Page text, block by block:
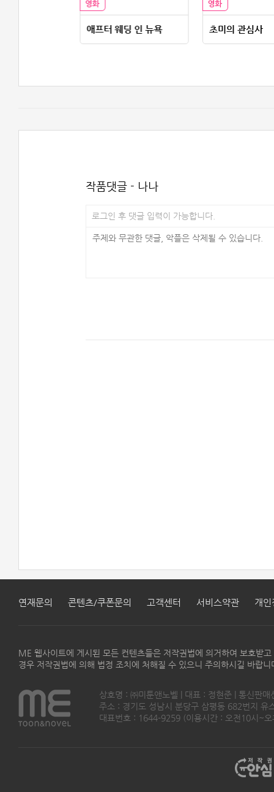
애프터 웨딩 인 뉴욕 초미의 관심사
작품댓글 - 나나
로그인 후 댓글 입력이 가능합니다.
연재문의 콘텐츠/쿠폰문의 고객센터 서비스약관 개인
ME 웹사이트에 게시된 모든 컨텐츠들은 저작권법에 의거하여 보호받
경우 저작권법에 의해 법정 조치에 처해질 수 있으니 주의하시길 바랍니
상호명 : ㈜미툰앤노벨 | 대표 : 정현준 | 통신판
주소 : 경기도 성남시 분당구 삼평동 682번지
대표번호 : 1644-9259 (이용시간 : 오전10시~